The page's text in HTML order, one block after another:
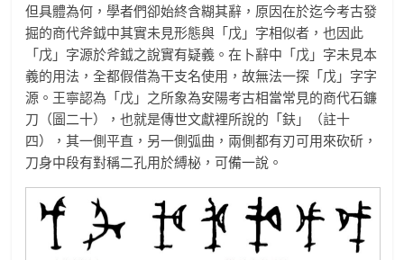
但具體為何，學者們卻始終含糊其辭，原因在於迄今考古發
掘的商代斧鉞中其實未見形態與「戊」字相似者，也因此
「戊」字源於斧鉞之說實有疑義。在卜辭中「戊」字未見本
義的用法，全都假借為干支名使用，故無法一探「戊」字字
源。王寧認為「戊」之所象為安陽考古相當常見的商代石鐮
刀（圖二十），也就是傳世文獻裡所說的「鈇」（註十
四），其一側平直，另一側弧曲，兩側都有刃可用來砍斫，
刀身中段有對稱二孔用於縛柲，可備一說。